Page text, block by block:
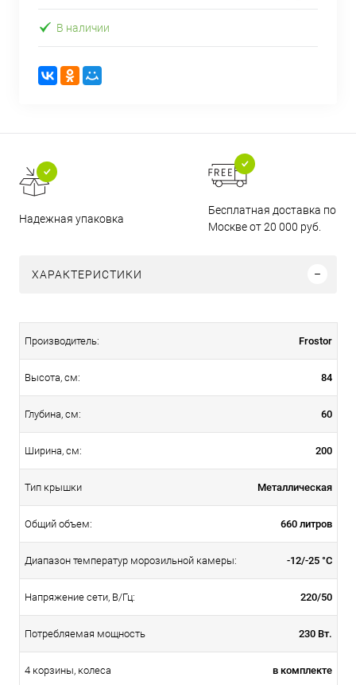
В наличии
Надежная упаковка
Бесплатная доставка по
Москве от 20 000 руб.
ХАРАКТЕРИСТИКИ
Производитель: Frostor
Высота, см: 84
Глубина, см: 60
Ширина, см: 200
Тип крышки Металлическая
Общий объем: 660 литров
Диапазон температур морозильной камеры: -12/-25 °C
Напряжение сети, В/Гц: 220/50
Потребляемая мощность 230 Вт.
4 корзины, колеса в комплекте